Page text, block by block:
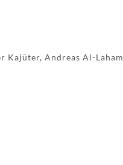
Kajüter, Andreas Al-Laham